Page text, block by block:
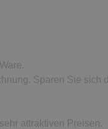
Sparen Sie sich
attraktiven Preisen.